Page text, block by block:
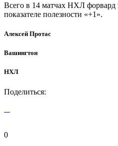
Всего в 14 матчах НХЛ форвард
показателе полезности «+1».
Алексей Протас
Вашингтон
НХЛ
Поделиться:
0